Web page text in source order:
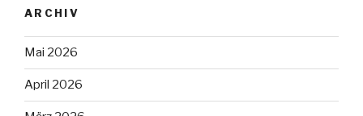
ARCHIV
Mai 2026
April 2026